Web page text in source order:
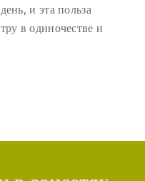
и эта польза
в одиночестве и